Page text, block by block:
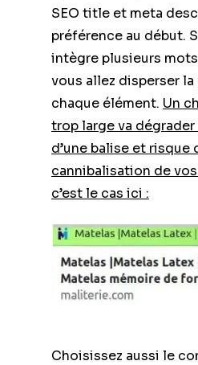
SEO title et meta
préférence au début.
intègre plusieurs
vous allez disperser
chaque élément. Un
trop large va
d’une balise et risque
cannibalisation de
c’est le cas ici :
Choisissez aussi le